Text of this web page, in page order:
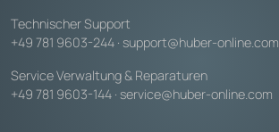
Technischer Support
+49 781 9603-244 · support@huber-online.com
Service Verwaltung & Reparaturen
+49 781 9603-144 · service@huber-online.com